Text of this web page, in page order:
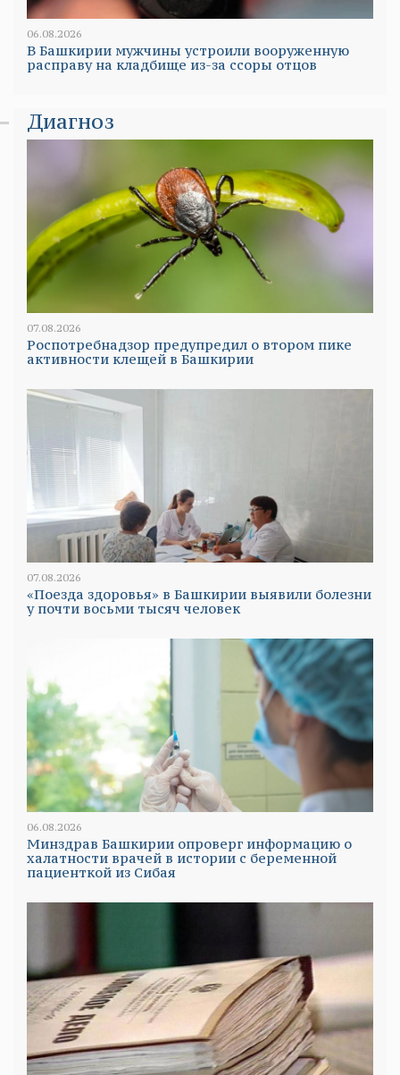
06.08.2026
В Башкирии мужчины устроили вооруженную
расправу на кладбище из-за ссоры отцов
Диагноз
07.08.2026
Роспотребнадзор предупредил о втором пике
активности клещей в Башкирии
07.08.2026
«Поезда здоровья» в Башкирии выявили болезни
у почти восьми тысяч человек
06.08.2026
Минздрав Башкирии опроверг информацию о
халатности врачей в истории с беременной
пациенткой из Сибая